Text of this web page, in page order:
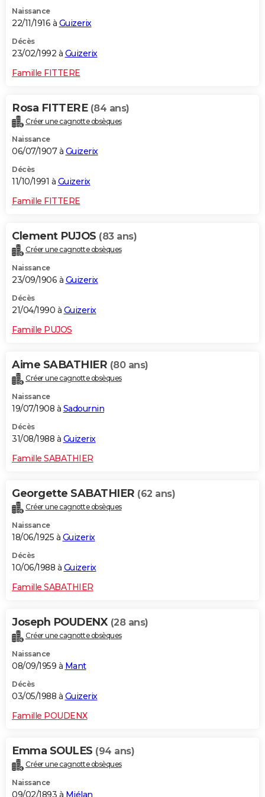
Naissance
22/11/1916 à Guizerix
Décès
23/02/1992 à Guizerix
Famille FITTERE
Rosa FITTERE (84 ans)
Créer une cagnotte obsèques
Naissance
06/07/1907 à Guizerix
Décès
11/10/1991 à Guizerix
Famille FITTERE
Clement PUJOS (83 ans)
Créer une cagnotte obsèques
Naissance
23/09/1906 à Guizerix
Décès
21/04/1990 à Guizerix
Famille PUJOS
Aime SABATHIER (80 ans)
Créer une cagnotte obsèques
Naissance
19/07/1908 à Sadournin
Décès
31/08/1988 à Guizerix
Famille SABATHIER
Georgette SABATHIER (62 ans)
Créer une cagnotte obsèques
Naissance
18/06/1925 à Guizerix
Décès
10/06/1988 à Guizerix
Famille SABATHIER
Joseph POUDENX (28 ans)
Créer une cagnotte obsèques
Naissance
08/09/1959 à Mant
Décès
03/05/1988 à Guizerix
Famille POUDENX
Emma SOULES (94 ans)
Créer une cagnotte obsèques
Naissance
09/02/1893 à Miélan